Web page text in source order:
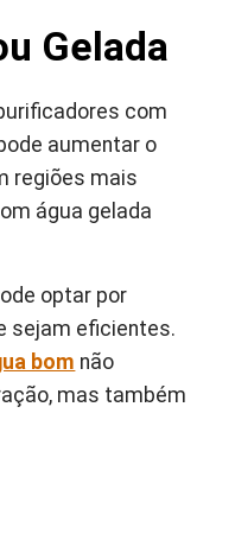
Gelada
com
aumentar o
regiões mais
água gelada
optar por
sejam eficientes.
bom não
mas também